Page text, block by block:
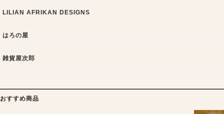
LILIAN AFRIKAN DESIGNS
はろの屋
雑貨屋次郎
おすすめ商品